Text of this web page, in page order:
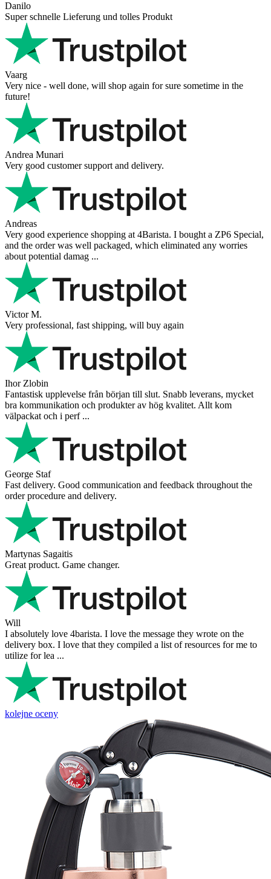
Danilo
Super schnelle Lieferung und tolles Produkt
Vaarg
Very nice - well done, will shop again for sure sometime in the
future!
Andrea Munari
Very good customer support and delivery.
Andreas
Very good experience shopping at 4Barista. I bought a ZP6 Special,
and the order was well packaged, which eliminated any worries
about potential damag ...
Victor M.
Very professional, fast shipping, will buy again
Ihor Zlobin
Fantastisk upplevelse från början till slut. Snabb leverans, mycket
bra kommunikation och produkter av hög kvalitet. Allt kom
välpackat och i perf ...
George Staf
Fast delivery. Good communication and feedback throughout the
order procedure and delivery.
Martynas Sagaitis
Great product. Game changer.
Will
I absolutely love 4barista. I love the message they wrote on the
delivery box. I love that they compiled a list of resources for me to
utilize for lea ...
kolejne oceny